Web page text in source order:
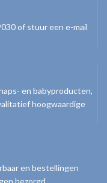
of stuur een e-mail
en babyproducten,
hoogwaardige
en bestellingen